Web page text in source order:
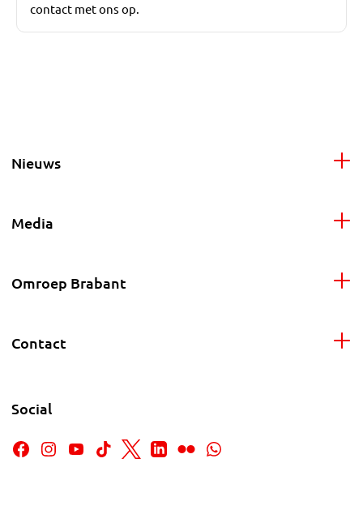
contact met ons op.
Nieuws
Media
Omroep Brabant
Contact
Social